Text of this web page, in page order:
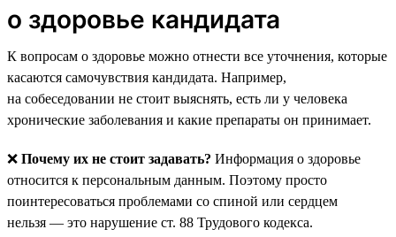
о здоровье кандидата
К вопросам о здоровье можно отнести все уточнения, которые
касаются самочувствия кандидата. Например,
на собеседовании не стоит выяснять, есть ли у человека
хронические заболевания и какие препараты он принимает.
❌ Почему их не стоит задавать? Информация о здоровье
относится к персональным данным. Поэтому просто
поинтересоваться проблемами со спиной или сердцем
нельзя — это нарушение ст. 88 Трудового кодекса.